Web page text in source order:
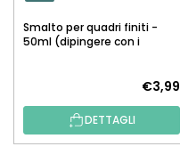
Smalto per quadri finiti -
50ml (dipingere con i
€3,99
DETTAGLI